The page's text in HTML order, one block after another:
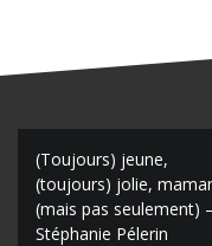
N
(Toujours) jeune,
(toujours) jolie,
(mais pas seulement) –
Stéphanie Pélerin